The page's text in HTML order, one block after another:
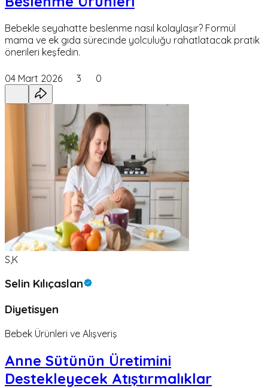
Bebekle seyahatte beslenme nasıl kolaylaşır? Formül
mama ve ek gıda sürecinde yolculuğu rahatlatacak pratik
önerileri keşfedin.
04 Mart 2026 3 0
S,K
Selin Kılıçaslan
Diyetisyen
Bebek Ürünleri ve Alışveriş
Anne Sütünün Üretimini
Destekleyecek Atıştırmalıklar